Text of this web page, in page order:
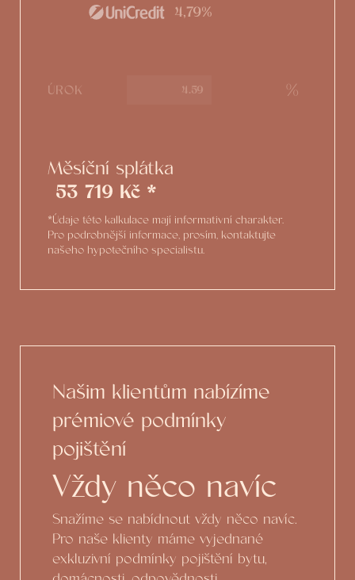
4,79%
ÚROK %
Měsíční splátka
53 719 Kč *
*Údaje této kalkulace mají informativní charakter.
Pro podrobnější informace, prosím, kontaktujte
našeho hypotečního specialistu.
Našim klientům nabízíme
prémiové podmínky
pojištění
Vždy něco navíc
Snažíme se nabídnout vždy něco navíc.
Pro naše klienty máme vyjednané
exkluzivní podmínky pojištění bytu,